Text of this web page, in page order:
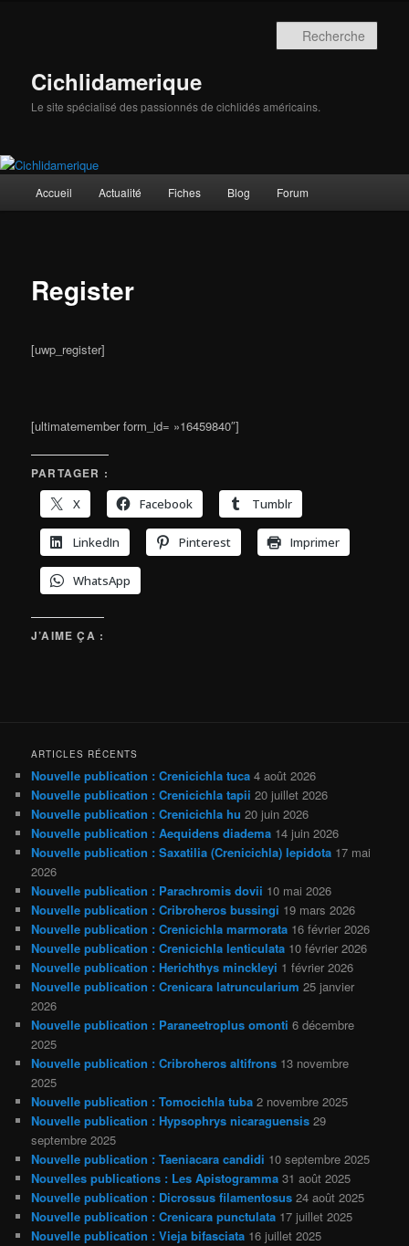
Cichlidamerique
Le site spécialisé des passionnés de cichlidés américains.
principal
Accueil Actualité Fiches Blog Forum
Register
[uwp_register]
[ultimatemember form_id= »16459840″]
PARTAGER :
X
Facebook Tumblr
LinkedIn Pinterest Imprimer
WhatsApp
J’AIME ÇA :
ARTICLES RÉCENTS
Nouvelle publication : Crenicichla tuca 4 août 2026
Nouvelle publication : Crenicichla tapii 20 juillet 2026
Nouvelle publication : Crenicichla hu 20 juin 2026
Nouvelle publication : Aequidens diadema 14 juin 2026
Nouvelle publication : Saxatilia (Crenicichla) lepidota 17 mai
2026
Nouvelle publication : Parachromis dovii 10 mai 2026
Nouvelle publication : Cribroheros bussingi 19 mars 2026
Nouvelle publication : Crenicichla marmorata 16 février 2026
Nouvelle publication : Crenicichla lenticulata 10 février 2026
Nouvelle publication : Herichthys minckleyi 1 février 2026
Nouvelle publication : Crenicara latruncularium 25 janvier
2026
Nouvelle publication : Paraneetroplus omonti 6 décembre
2025
Nouvelle publication : Cribroheros altifrons 13 novembre
2025
Nouvelle publication : Tomocichla tuba 2 novembre 2025
Nouvelle publication : Hypsophrys nicaraguensis 29
septembre 2025
Nouvelle publication : Taeniacara candidi 10 septembre 2025
Nouvelles publications : Les Apistogramma 31 août 2025
Nouvelle publication : Dicrossus filamentosus 24 août 2025
Nouvelle publication : Crenicara punctulata 17 juillet 2025
Nouvelle publication : Vieja bifasciata 16 juillet 2025